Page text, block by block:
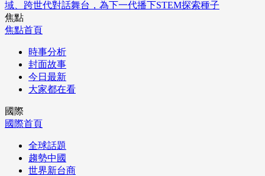
域、跨世代對話舞台，為下一代播下STEM探索種子
焦點
焦點首頁
時事分析
封面故事
今日最新
大家都在看
國際
國際首頁
全球話題
趨勢中國
世界新台商